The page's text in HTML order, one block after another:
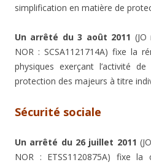
simplification en matière de
Un arrêté du 3 août 2011
NOR : SCSA1121714A) fixe la
physiques exerçant l’activité
protection des majeurs à titre
Sécurité sociale
Un arrêté du 26 juillet 2011
NOR : ETSS1120875A) fixe